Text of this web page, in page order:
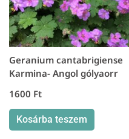
Geranium cantabrigiense
Karmina- Angol gólyaorr
1600 Ft
Kosárba teszem